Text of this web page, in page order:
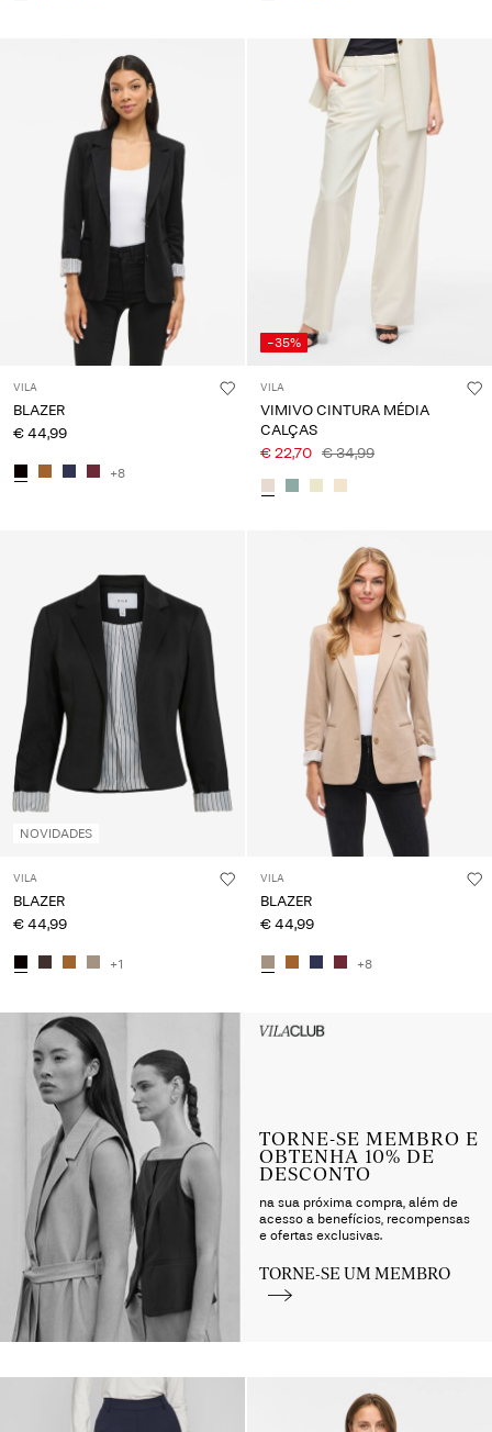
VILA
BLAZER
€ 44,99
+8
-35%
VILA
VIMIVO CINTURA MÉDIA
CALÇAS
€ 22,70 € 34,99
NOVIDADES
VILA
BLAZER
€ 44,99
+1
VILA
BLAZER
€ 44,99
+8
Intet indhold
TORNE-SE MEMBRO E
OBTENHA 10% DE
DESCONTO
na sua próxima compra, além de
acesso a benefícios, recompensas
e ofertas exclusivas.
TORNE-SE UM MEMBRO